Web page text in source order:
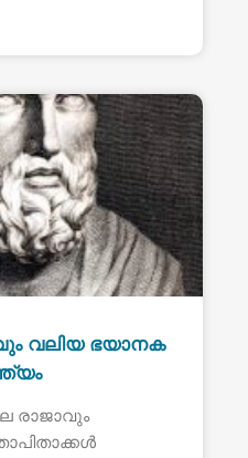
വലിയ ഭയാനക
രാജാവും